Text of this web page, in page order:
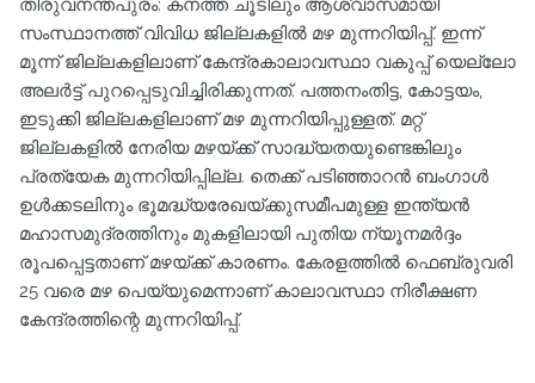
തിരുവനന്തപുരം: കനത്ത ചൂടിലും ആശ്വാസമായി
സംസ്ഥാനത്ത് വിവിധ ജില്ലകളിൽ മഴ മുന്നറിയിപ്പ്. ഇന്ന്
മൂന്ന് ജില്ലകളിലാണ് കേന്ദ്രകാലാവസ്ഥാ വകുപ്പ് യെല്ലോ
അലർട്ട് പുറപ്പെടുവിച്ചിരിക്കുന്നത്. പത്തനംതിട്ട, കോട്ടയം,
ഇടുക്കി ജില്ലകളിലാണ് മഴ മുന്നറിയിപ്പുള്ളത്. മറ്റ്
ജില്ലകളിൽ നേരിയ മഴയ്ക്ക് സാദ്ധ്യതയുണ്ടെങ്കിലും
പ്രത്യേക മുന്നറിയിപ്പില്ല. തെക്ക് പടിഞ്ഞാറൻ ബംഗാൾ
ഉൾക്കടലിനും ഭൂമദ്ധ്യരേഖയ്ക്കുസമീപമുള്ള ഇന്ത്യൻ
മഹാസമുദ്രത്തിനും മുകളിലായി പുതിയ ന്യൂനമർദ്ദം
രൂപപ്പെട്ടതാണ് മഴയ്ക്ക് കാരണം. കേരളത്തിൽ ഫെബ്രുവരി
25 വരെ മഴ പെയ്യുമെന്നാണ് കാലാവസ്ഥാ നിരീക്ഷണ
കേന്ദ്രത്തിന്റെ മുന്നറിയിപ്പ്.